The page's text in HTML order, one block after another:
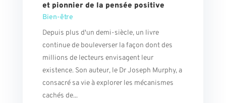
et pionnier de la pensée positive
Bien-être
Depuis plus d'un demi-siècle, un livre
continue de bouleverser la façon dont des
millions de lecteurs envisagent leur
existence. Son auteur, le Dr Joseph Murphy, a
consacré sa vie à explorer les mécanismes
cachés de...